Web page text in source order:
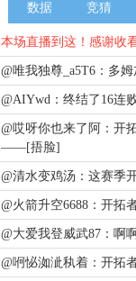
数据 竞猜
本场直播到这！感谢收
@唯我独尊_a5T6：多
@AIYwd：终结了16连
@哎呀你也来了阿：开
——[捂脸]
@清水变鸡汤：这赛季
@火箭升空6688：开拓
@大爱我登威武87：啊
@哬怭洳泚秇着：开拓